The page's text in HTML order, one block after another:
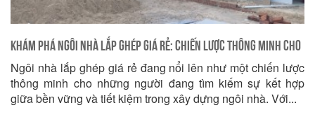
Khám Phá Ngôi Nhà Lắp Ghép Giá Rẻ: Chiến Lược Thông Minh Cho
Ngôi Nhà Bền Vững và Tiết Kiệm
Ngôi nhà lắp ghép giá rẻ đang nổi lên như một chiến lược
thông minh cho những người đang tìm kiếm sự kết hợp
giữa bền vững và tiết kiệm trong xây dựng ngôi nhà. Với...